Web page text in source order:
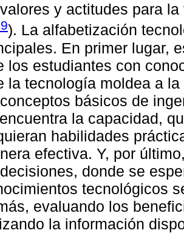
y actitudes para
). La alfabetización
En primer lugar,
los estudiantes con
la tecnología moldea a
básicos de
la capacidad,
habilidades
efectiva. Y, por
donde se
tecnológicos
evaluando los
la información